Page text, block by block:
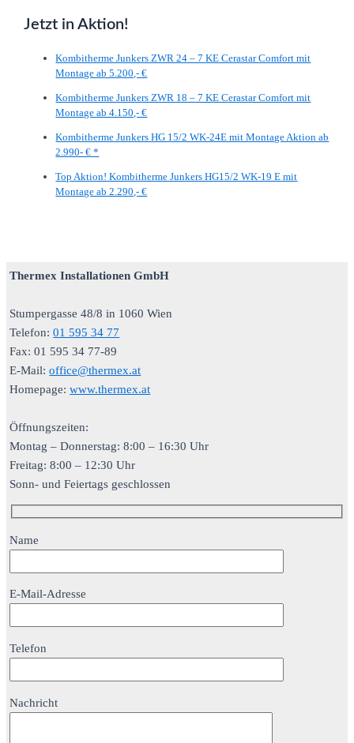
Jetzt in Aktion!
Kombitherme Junkers ZWR 24 – 7 KE Cerastar Comfort mit
Montage ab 5.200,- €
Kombitherme Junkers ZWR 18 – 7 KE Cerastar Comfort mit
Montage ab 4.150,- €
Kombitherme Junkers HG 15/2 WK-24E mit Montage Aktion ab
2.990- € *
Top Aktion! Kombitherme Junkers HG15/2 WK-19 E mit
Montage ab 2.290,- €
Thermex Installationen GmbH
Stumpergasse 48/8 in 1060 Wien
Telefon:01 595 34 77
Fax: 01 595 34 77-89
E-Mail:office@thermex.at
Homepage:www.thermex.at
Öffnungszeiten:
Montag – Donnerstag: 8:00 – 16:30 Uhr
Freitag: 8:00 – 12:30 Uhr
Sonn- und Feiertags geschlossen
Name
E-Mail-Adresse
Telefon
Nachricht